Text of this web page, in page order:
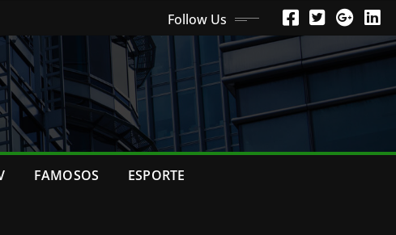
Follow Us
FAMOSOS ESPORTE